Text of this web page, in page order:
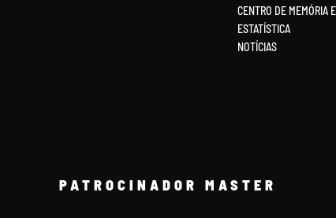
CENTRO DE MEMÓRIA E
ESTATÍSTICA
NOTÍCIAS
PATROCINADOR MASTER